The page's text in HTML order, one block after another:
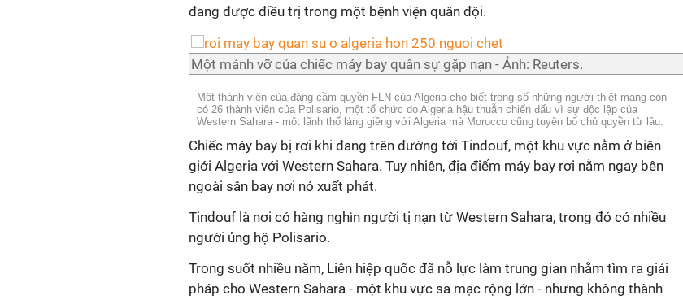
đang được điều trị trong một bệnh viện quân đội.
Một mảnh vỡ của chiếc máy bay quân sự gặp nạn - Ảnh: Reuters.
Một thành viên của đảng cầm quyền FLN của Algeria cho biết trong số những người thiệt mạng còn
có 26 thành viên của Polisario, một tổ chức do Algeria hậu thuẫn chiến đấu vì sự độc lập của
Western Sahara - một lãnh thổ láng giềng với Algeria mà Morocco cũng tuyên bố chủ quyền từ lâu.
Chiếc máy bay bị rơi khi đang trên đường tới Tindouf, một khu vực nằm ở biên
giới Algeria với Western Sahara. Tuy nhiên, địa điểm máy bay rơi nằm ngay bên
ngoài sân bay nơi nó xuất phát.
Tindouf là nơi có hàng nghìn người tị nạn từ Western Sahara, trong đó có nhiều
người ủng hộ Polisario.
Trong suốt nhiều năm, Liên hiệp quốc đã nỗ lực làm trung gian nhằm tìm ra giải
pháp cho Western Sahara - một khu vực sa mạc rộng lớn - nhưng không thành